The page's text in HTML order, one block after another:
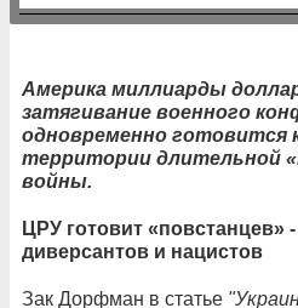
Америка миллиарды
затягивание военного
одновременно готовится
территории длительной
войны.
ЦРУ готовит «повстанцев»
диверсантов и нацистов
Зак Дорфман в статье